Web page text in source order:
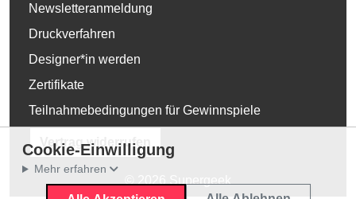
Newsletteranmeldung
Druckverfahren
Designer*in werden
Zertifikate
Teilnahmebedingungen für Gewinnspiele
Vertrag widerrufen
Cookie-Einwilligung
Mehr erfahren